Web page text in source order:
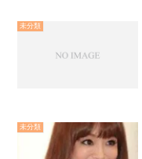
未分類
未分類